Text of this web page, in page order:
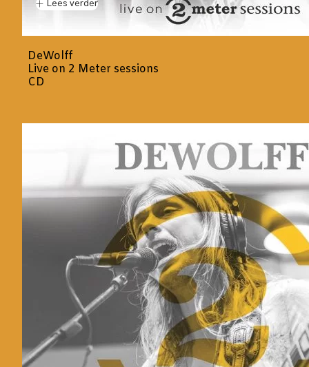
Lees verder
DeWolff
Live on 2 Meter sessions
CD